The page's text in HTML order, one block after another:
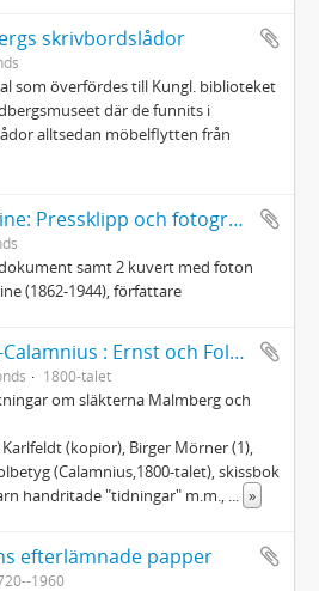
skrivbordslådor
som överfördes till Kungl. biblioteket
där de funnits i
alltsedan möbelflytten från
Jane Gernandt-Claine: Pressklipp och fotografier
samt 2 kuvert med foton
(1862-1944), författare
Släkten Malmberg-Calamnius : Ernst och Folke Malmberg
1800-talet
om släkterna Malmberg och
(kopior), Birger Mörner (1),
(Calamnius,1800-talet), skissbok
handritade "tidningar" m.m.,
»
efterlämnade papper
1960